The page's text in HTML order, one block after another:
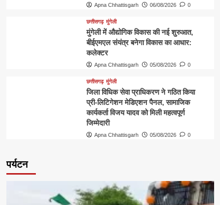
Apna Chhattisgarh 06/08/2026 0
छत्तीसगढ़ मुंगेली
मुंगेली में औद्योगिक विकास की नई शुरुआत,
बीईएमएल संयंत्र बनेगा विकास का आधार:
कलेक्टर
Apna Chhattisgarh 05/08/2026 0
छत्तीसगढ़ मुंगेली
जिला विधिक सेवा प्राधिकरण ने गठित किया
प्री-लिटिगेशन मेडिएशन पैनल, सामाजिक
कार्यकर्ता विजय यादव को मिली महत्वपूर्ण
जिम्मेदारी
Apna Chhattisgarh 05/08/2026 0
पर्यटन